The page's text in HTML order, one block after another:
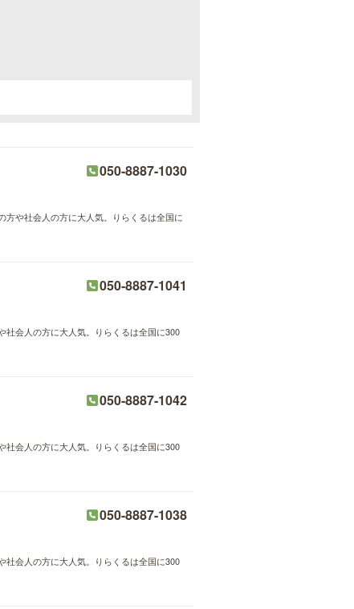
050-8887-1030
方や社会人の方に大人気。りらくるは全国に
050-8887-1041
社会人の方に大人気。りらくるは全国に300
050-8887-1042
社会人の方に大人気。りらくるは全国に300
050-8887-1038
社会人の方に大人気。りらくるは全国に300